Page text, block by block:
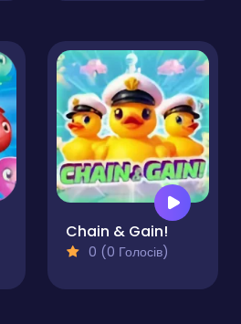
Chain & Gain!
0 (0 Голосів)